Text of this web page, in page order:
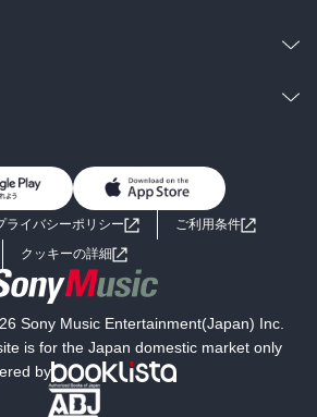
男子向けラノベ
小説
海外小説
SF
文学
お問い合わせ
ライバシーポリシー
ご利用条件
クッキーの詳細
Sony Music Entertainment(Japan) Inc.
is for the Japan domestic market only
by